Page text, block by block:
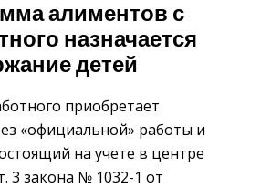
алиментов с
назначается
детей
приобретает
«официальной» работы и
на учете в центре
3 закона № 1032-1 от